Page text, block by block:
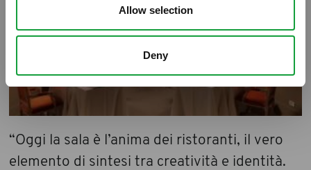
Allow selection
Deny
“Oggi la sala è l’anima dei ristoranti, il vero
elemento di sintesi tra creatività e identità.